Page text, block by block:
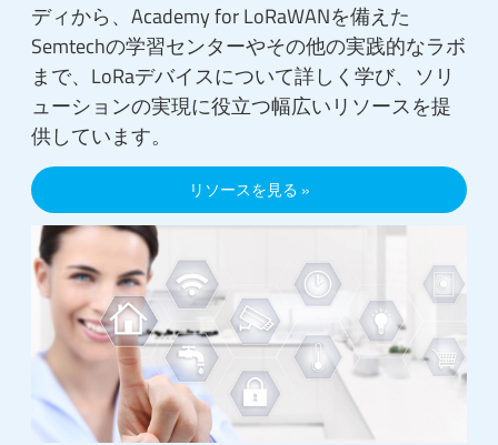
ディから、Academy for LoRaWANを備えた
Semtechの学習センターやその他の実践的なラボ
まで、LoRaデバイスについて詳しく学び、ソリ
ューションの実現に役立つ幅広いリソースを提
供しています。
リソースを見る